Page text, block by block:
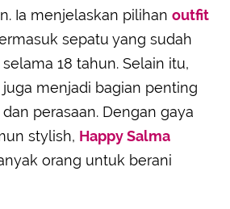
Ia menjelaskan pilihan outfit
sepatu yang sudah
18 tahun. Selain itu,
menjadi bagian penting
perasaan. Dengan gaya
stylish, Happy Salma
orang untuk berani